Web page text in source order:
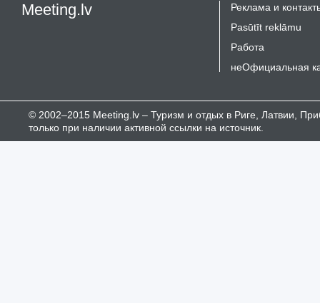
Meeting.lv
Реклама и
Pasūtīt reklāmu
Работа
неОфициальная
© 2002–2015 Meeting.lv – Туризм и отдых в Риге, Латвии,
только при наличии активной ссылки на источник.